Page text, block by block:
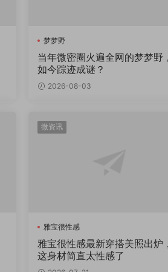
梦梦野
当年微密圈火遍全网的梦梦野
如今踪迹成谜？
2026-08-03
微资讯
雅宝很性感
雅宝很性感最新穿搭美照出炉
这身材简直太性感了